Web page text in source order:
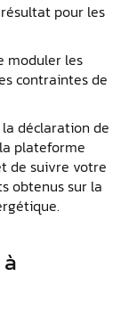
pour les
moduler les
contraintes de
déclaration de
plateforme
de suivre votre
obtenus sur la